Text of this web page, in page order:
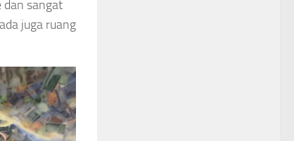
dan sangat
juga ruang